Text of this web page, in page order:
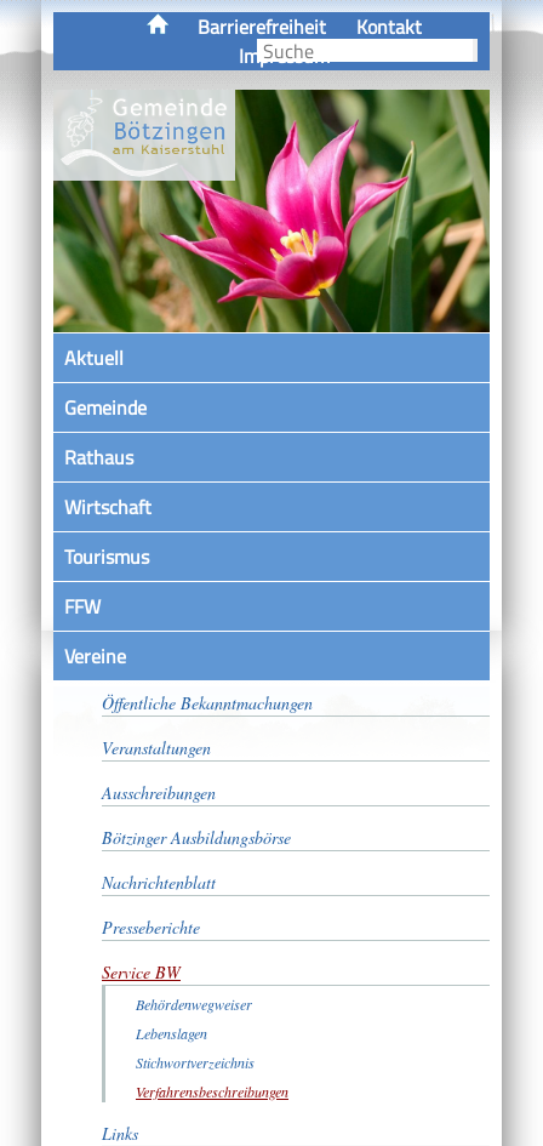
Barrierefreiheit
Kontakt
Impressum
Aktuell
Gemeinde
Rathaus
Wirtschaft
Tourismus
FFW
VereineSatzungen
Öffentliche Bekanntmachungen
Veranstaltungen
Ausschreibungen
Bötzinger Ausbildungsbörse
Nachrichtenblatt
Presseberichte
Service BW
Behördenwegweiser
Lebenslagen
Stichwortverzeichnis
Verfahrensbeschreibungen
Links